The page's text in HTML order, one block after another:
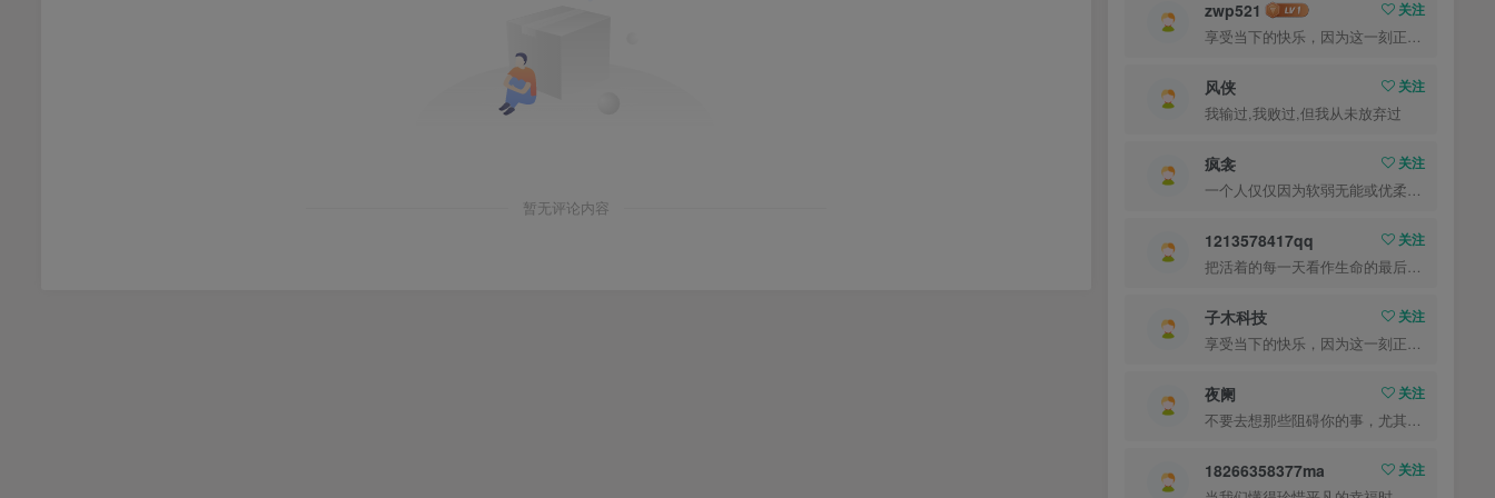
暂无评论内容
zwp521
关注
享受当下的快乐，因为这一刻正是你的人生
风侠
关注
我输过,我败过,但我从未放弃过
疯衾
关注
一个人仅仅因为软弱无能或优柔寡断就完全可能招致痛苦
1213578417qq
关注
把活着的每一天看作生命的最后一天
子木科技
关注
享受当下的快乐，因为这一刻正是你的人生
夜阑
关注
不要去想那些阻碍你的事，尤其是那些自己想象出来的事
18266358377ma
关注